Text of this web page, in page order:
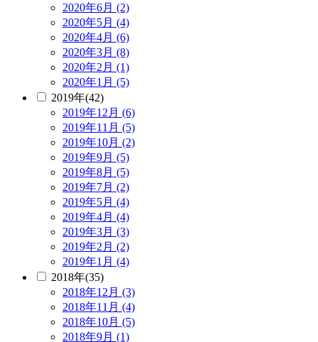
2020年6月 (2)
2020年5月 (4)
2020年4月 (6)
2020年3月 (8)
2020年2月 (1)
2020年1月 (5)
2019年(42)
2019年12月 (6)
2019年11月 (5)
2019年10月 (2)
2019年9月 (5)
2019年8月 (5)
2019年7月 (2)
2019年5月 (4)
2019年4月 (4)
2019年3月 (3)
2019年2月 (2)
2019年1月 (4)
2018年(35)
2018年12月 (3)
2018年11月 (4)
2018年10月 (5)
2018年9月 (1)